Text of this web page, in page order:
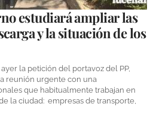
estudiará ampliar las
y la situación de los
la petición del portavoz del PP,
reunión urgente con una
que habitualmente trabajan en
la ciudad: empresas de transporte,